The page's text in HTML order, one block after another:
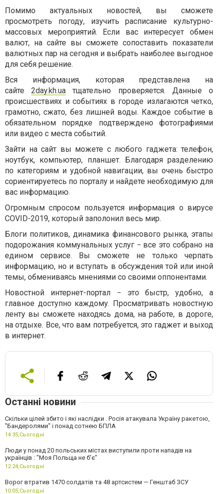
Помимо актуальных новостей, вы сможете
просмотреть погоду, изучить расписание культурно-
массовых мероприятий. Если вас интересует обмен
валют, на сайте вы сможете сопоставить показатели
валютных пар на сегодня и выбрать наиболее выгодное
для себя решение.
Вся информация, которая представлена на
сайте2day.kh.ua тщательно проверяется. Данные о
происшествиях и событиях в городе излагаются четко,
грамотно, сжато, без лишней воды. Каждое событие в
обязательном порядке подтверждено фотографиями
или видео с места событий.
Зайти на сайт вы можете с любого гаджета: телефон,
ноутбук, компьютер, планшет. Благодаря разделению
по категориям и удобной навигации, вы очень быстро
сориентируетесь по порталу и найдете необходимую для
вас информацию.
Огромным спросом пользуется информация о вирусе
COVID-2019, который заполонил весь мир.
Блоги политиков, динамика финансового рынка, этапы
подорожания коммунальных услуг − все это собрано на
едином сервисе. Вы сможете не только черпать
информацию, но и вступать в обсуждения той или иной
темы, обмениваясь мнениями со своими оппонентами.
Новостной интернет-портал − это быстр, удобно, а
главное доступно каждому. Просматривать новостную
ленту вы сможете находясь дома, на работе, в дороге,
на отдыхе. Все, что вам потребуется, это гаджет и выход
в интернет.
Останні новини
Скільки цілей збито і які наслідки . Росія атакувала Україну ракетою,
"Бандеролями" і понад сотнею БПЛА
14:35,Сьогодні
Люди у понад 20 польських містах виступили проти нападів на
українців : "Моя Польща не б'є"
12:24,Сьогодні
Ворог втратив 1470 солдатів та 48 артсистем — Генштаб ЗСУ
10:05,Сьогодні